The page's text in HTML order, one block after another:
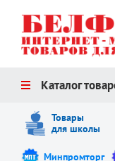
Каталог
Товары
для школы
Минпромторг